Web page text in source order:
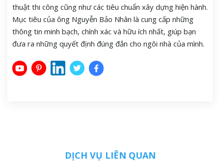
thuật thi công cũng như các tiêu chuẩn xây dựng hiện hành.
Mục tiêu của ông Nguyễn Bảo Nhân là cung cấp những
thông tin minh bạch, chính xác và hữu ích nhất, giúp bạn
đưa ra những quyết định đúng đắn cho ngôi nhà của mình.
DỊCH VỤ LIÊN QUAN